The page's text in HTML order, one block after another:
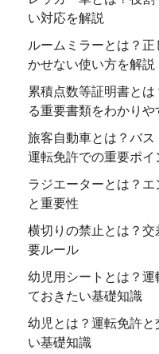
い対応を解説
ルームミラーとは？
かせない使い方を解説
累積点数等証明書と
る重要書類をわかりや
旅客自動車とは？バ
運転免許での重要ポイ
ラジエーターとは？
と重要性
横切りの禁止とは？
要ルール
幼児用シートとは？
ておきたい基礎知識
幼児とは？運転免許
い基礎知識